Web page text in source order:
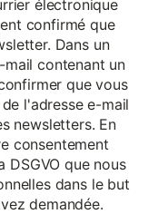
électronique
confirmé que
Dans un
contenant un
que vous
l'adresse e-mail
newsletters. En
consentement
DSGVO que nous
dans le but
demandée.